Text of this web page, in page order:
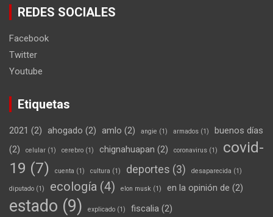
REDES SOCIALES
Facebook
Twitter
Youtube
Etiquetas
2021 (2) ahogado (2) amlo (2) angie (1) armados (1)
buenos días
(2)
celular (1) cerebro (1) chignahuapan (2) coronavirus (1)
covid-
19 (7) cuenta (1) cultura (1) deportes (3) desaparecida (1)
diputado (1) ecología (4) elon musk (1) en la opinión de (2)
estado (9) explicado (1) fiscalia (2)